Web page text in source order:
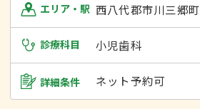
エリア・駅 西八代郡市川三郷町
診療科目 小児歯科
詳細条件 ネット予約可